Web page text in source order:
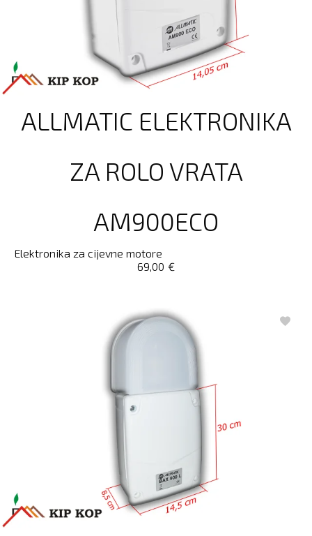
ALLMATIC ELEKTRONIKA
ZA ROLO VRATA
AM900ECO
Elektronika za cijevne motore
€
69,00